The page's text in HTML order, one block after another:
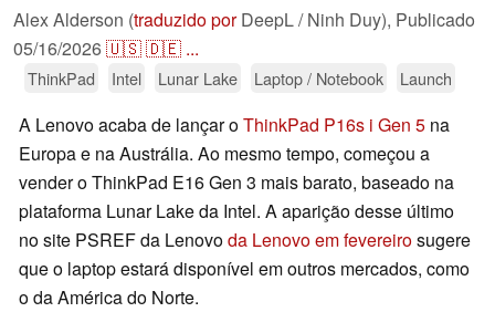
Alex Alderson (traduzido porDeepL / Ninh Duy), Publicado
05/16/2026🇺🇸🇩🇪 ...
ThinkPad Intel Lunar Lake Laptop / Notebook Launch
A Lenovo acaba de lançar oThinkPad P16s i Gen 5 na
Europa e na Austrália. Ao mesmo tempo, começou a
vender o ThinkPad E16 Gen 3 mais barato, baseado na
plataforma Lunar Lake da Intel. A aparição desse último
no site PSREF da Lenovoda Lenovo em fevereirosugere
que o laptop estará disponível em outros mercados, como
o da América do Norte.